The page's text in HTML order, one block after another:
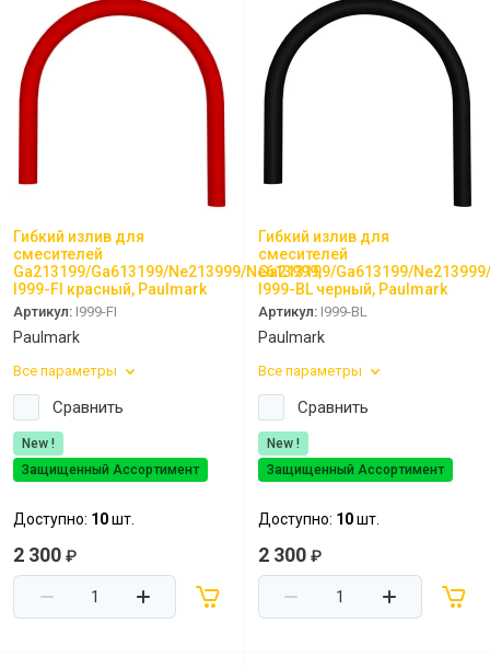
Гибкий излив для
смесителей
Ga213199/Ga613199/Ne213999/Ne613999,
I999-FI красный, Paulmark
Артикул: I999-FI
Paulmark
Все параметры
Сравнить
New !
Защищенный Ассортимент
Доступно: 10шт.
2 300 ₽
Гибкий излив для
смесителей
Ga213199/Ga613199/
I999-BL черный, Paulmark
Артикул: I999-BL
Paulmark
Все параметры
Сравнить
New !
Защищенный Ассортимент
Доступно: 10шт.
2 300 ₽